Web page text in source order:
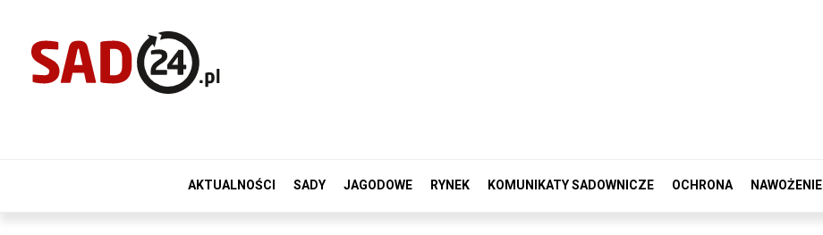
AKTUALNOŚCI SADY JAGODOWE RYNEK KOMUNIKATY SADOWNICZE OCHRONA NAWOŻENIE